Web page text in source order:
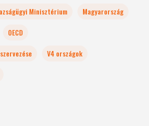
Minisztérium
Magyarország
OECD
V4 országok